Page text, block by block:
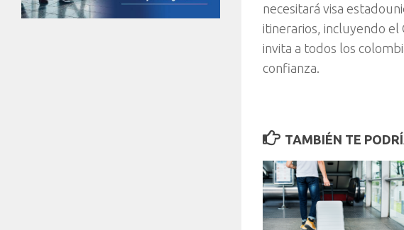
necesitará visa
itinerarios, incluyendo el
invita a todos los
confianza.
TAMBIÉN TE